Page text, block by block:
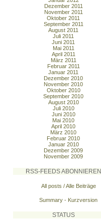
Dezember 2011
November 2011
Oktober 2011
September 2011
August 2011
Juli 2011
Juni 2011
Mai 2011
April 2011
März 2011
Februar 2011
Januar 2011
Dezember 2010
November 2010
Oktober 2010
September 2010
August 2010
Juli 2010
Juni 2010
Mai 2010
April 2010
März 2010
Februar 2010
Januar 2010
Dezember 2009
November 2009
RSS-FEEDS ABONNIEREN
All posts / Alle Beiträge
Summary - Kurzversion
STATUS